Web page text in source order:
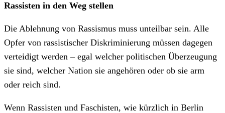
Rassisten in den Weg stellen
Die Ablehnung von Rassismus muss unteilbar sein. Alle
Opfer von rassistischer Diskriminierung müssen dagegen
verteidigt werden – egal welcher politischen Überzeugung
sie sind, welcher Nation sie angehören oder ob sie arm
oder reich sind.
Wenn Rassisten und Faschisten, wie kürzlich in Berlin